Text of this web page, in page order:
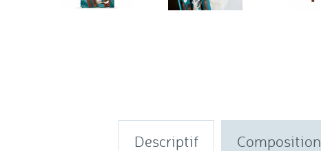
Descriptif Composition